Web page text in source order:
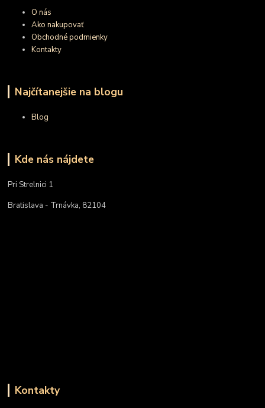
O nás
Ako nakupovať
Obchodné podmienky
Kontakty
Najčítanejšie na blogu
Blog
Kde nás nájdete
Pri Strelnici 1
Bratislava - Trnávka, 82104
Kontakty